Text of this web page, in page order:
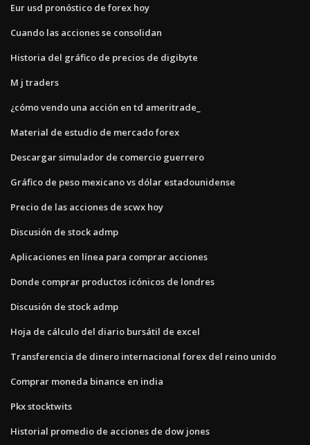
Eur usd pronóstico de forex hoy
Cuando las acciones se consolidan
Historia del gráfico de precios de digibyte
M j traders
¿cómo vendo una acción en td ameritrade_
Material de estudio de mercado forex
Descargar simulador de comercio guerrero
Gráfico de peso mexicano vs dólar estadounidense
Precio de las acciones de scwx hoy
Discusión de stock admp
Aplicaciones en línea para comprar acciones
Donde comprar productos icónicos de londres
Discusión de stock admp
Hoja de cálculo del diario bursátil de excel
Transferencia de dinero internacional forex del reino unido
Comprar moneda binance en india
Pkx stocktwits
Historial promedio de acciones de dow jones